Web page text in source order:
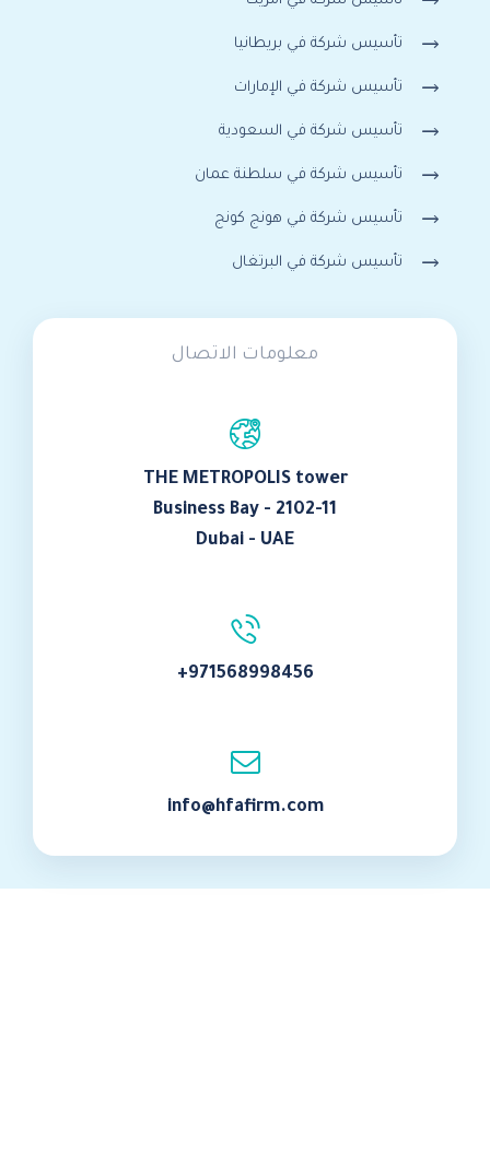
تأسيس شركة في بريطانيا
تأسيس شركة في الإمارات
تأسيس شركة في السعودية
تأسيس شركة في سلطنة عمان
تأسيس شركة في هونج كونج
تأسيس شركة في البرتغال
معلومات الاتصال
THE METROPOLIS tower
Business Bay - 2102-11
Dubai - UAE
+971568998456
info@hfafirm.com